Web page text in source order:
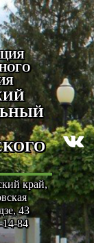
край,
43
14-84